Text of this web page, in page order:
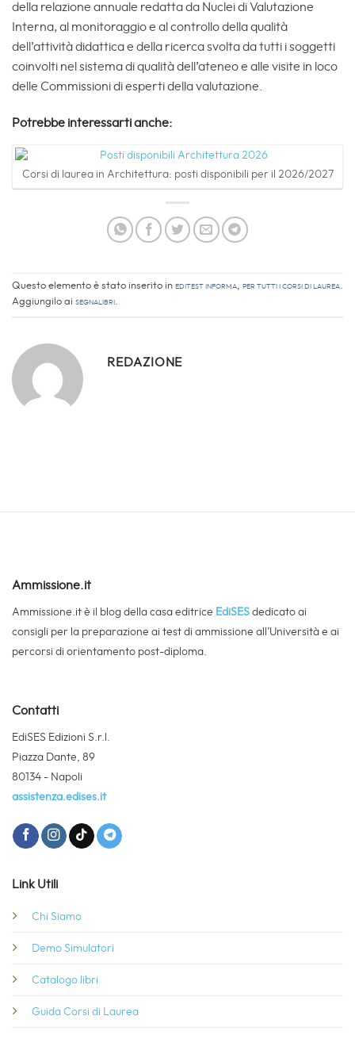
della relazione annuale redatta da Nuclei di Valutazione
Interna, al monitoraggio e al controllo della qualità
dell’attività didattica e della ricerca svolta da tutti i soggetti
coinvolti nel sistema di qualità dell’ateneo e alle visite in loco
delle Commissioni di esperti della valutazione.
Potrebbe interessarti anche:
Corsi di laurea in Architettura: posti disponibili per il 2026/2027
Questo elemento è stato inserito in EdiTEST informa, Per tutti i corsi di laurea.
Aggiungilo ai segnalibri.
REDAZIONE
Ammissione.it
Ammissione.it è il blog della casa editrice EdiSES dedicato ai
consigli per la preparazione ai test di ammissione all’Università e ai
percorsi di orientamento post-diploma.
Contatti
EdiSES Edizioni S.r.l.
Piazza Dante, 89
80134 - Napoli
assistenza.edises.it
Link Utili
Chi Siamo
Demo Simulatori
Catalogo libri
Guida Corsi di Laurea